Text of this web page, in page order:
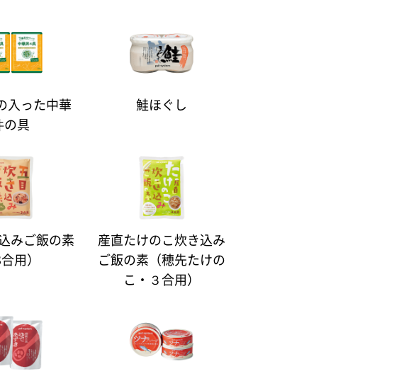
入った中華
の具
鮭ほぐし
みご飯の素
合用）
産直たけのこ炊き込み
ご飯の素（穂先たけの
こ・３合用）